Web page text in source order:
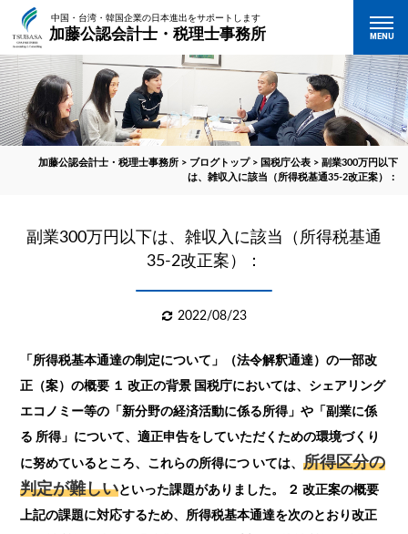
中国・台湾・韓国企業の日本進出をサポートします
加藤公認会計士・税理士事務所 MENU
加藤公認会計士・税理士事務所 > ブログトップ > 国税庁公表 > 副業300万円以下
は、雑収入に該当（所得税基通35-2改正案）：
副業300万円以下は、雑収入に該当（所得税基通
35-2改正案）：
2022/08/23
「所得税基本通達の制定について」（法令解釈通達）の一部改
正（案）の概要 １ 改正の背景 国税庁においては、シェアリング
エコノミー等の「新分野の経済活動に係る所得」や「副業に係
る 所得」について、適正申告をしていただくための環境づくり
に努めているところ、これらの所得につ いては、所得区分の
判定が難しいといった課題がありました。 ２ 改正案の概要
上記の課題に対応するため、所得税基本通達を次のとおり改正